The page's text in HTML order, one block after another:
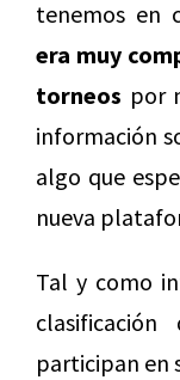
tenemos en
era muy
torneos por
información
algo que
nueva
Tal y como
participan en